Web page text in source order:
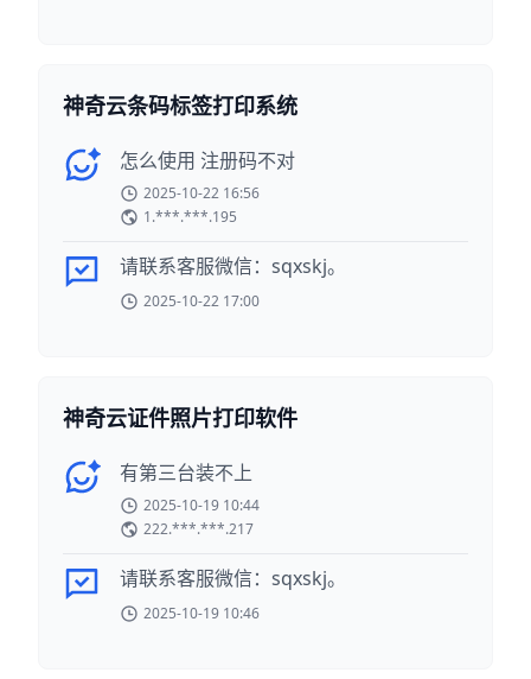
神奇云条码标签打印系统
怎么使用 注册码不对
2025-10-22 16:56
1.***.***.195
请联系客服微信：sqxskj。
2025-10-22 17:00
神奇云证件照片打印软件
有第三台装不上
2025-10-19 10:44
222.***.***.217
请联系客服微信：sqxskj。
2025-10-19 10:46